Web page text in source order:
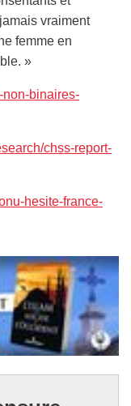
vraiment
femme en
»
non-binaires-
chss-report-
hesite-france-